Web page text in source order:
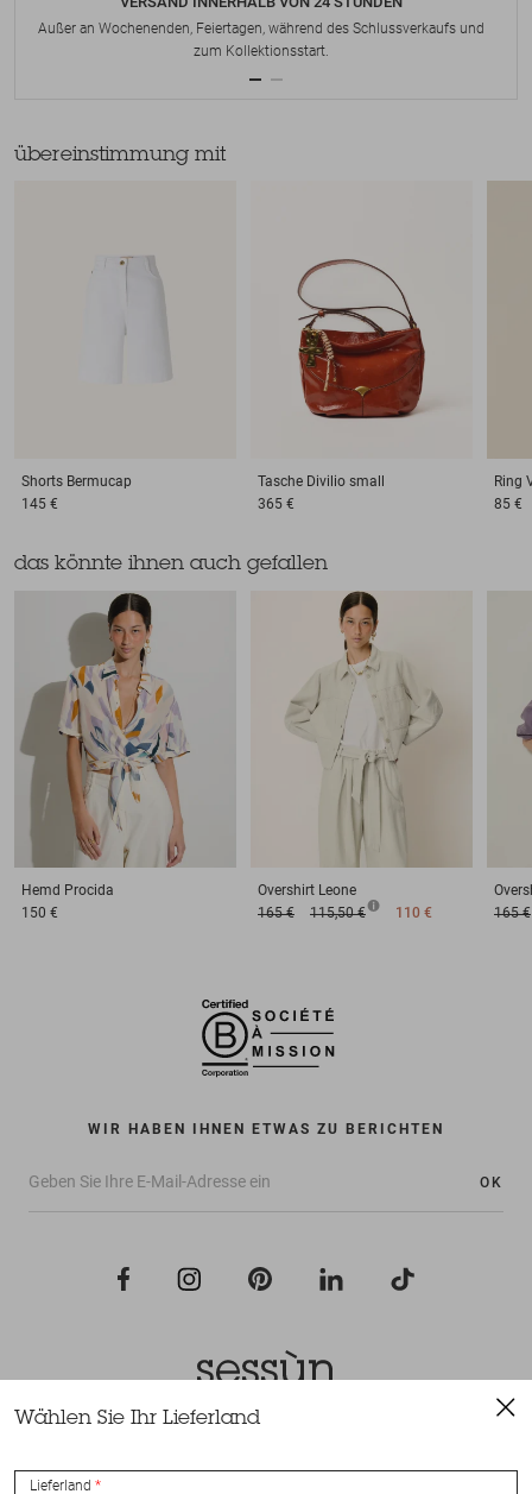
Außer an Wochenenden, Feiertagen, während des Schlussverkaufs und
zum Kollektionsstart.
übereinstimmung mit
Shorts Bermucap
145 €
Tasche Divilio small
365 €
Ring
85 €
das könnte ihnen auch gefallen
Hemd Procida
150 €
Overshirt Leone
165 €
115,50 € 110 €
165 €
WIR HABEN IHNEN ETWAS ZU BERICHTEN
OK
Wählen Sie Ihr Lieferland
Lieferland